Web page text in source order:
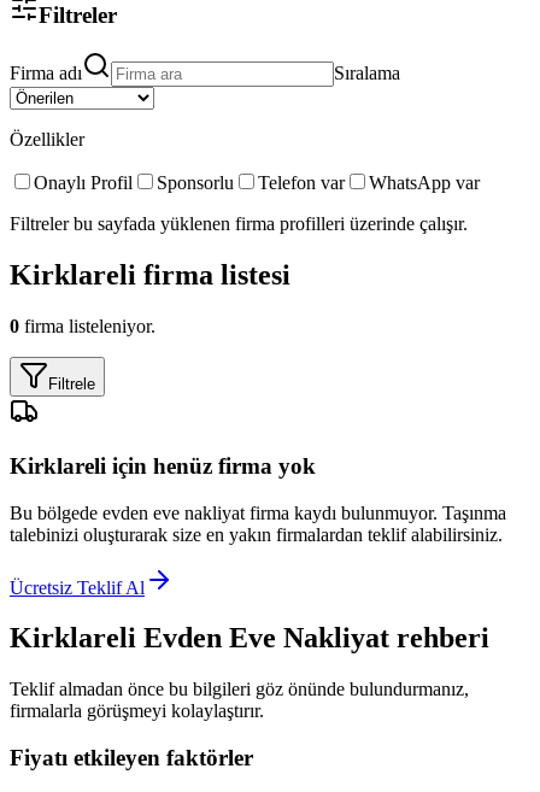
Filtreler
Firma adı Sıralama
Özellikler
Onaylı Profil Sponsorlu Telefon var
WhatsApp var
Filtreler bu sayfada yüklenen firma profilleri üzerinde çalışır.
Kirklareli firma listesi
0 firma listeleniyor.
Filtrele
Kirklareli için henüz firma yok
Bu bölgede evden eve nakliyat firma kaydı bulunmuyor. Taşınma
talebinizi oluşturarak size en yakın firmalardan teklif alabilirsiniz.
Ücretsiz Teklif Al
Kirklareli Evden Eve Nakliyat rehberi
Teklif almadan önce bu bilgileri göz önünde bulundurmanız,
firmalarla görüşmeyi kolaylaştırır.
Fiyatı etkileyen faktörler